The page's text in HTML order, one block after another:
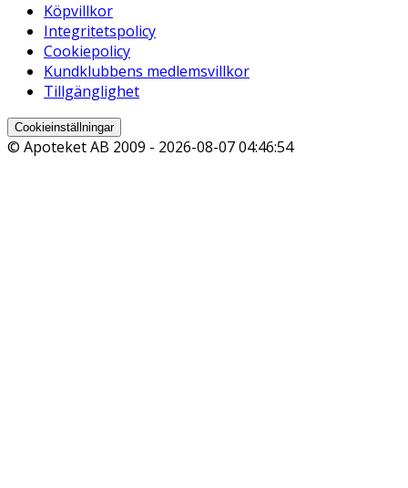
Köpvillkor
Integritetspolicy
Cookiepolicy
Kundklubbens medlemsvillkor
Tillgänglighet
Cookieinställningar
© Apoteket AB 2009 - 2026-08-07 04:46:54